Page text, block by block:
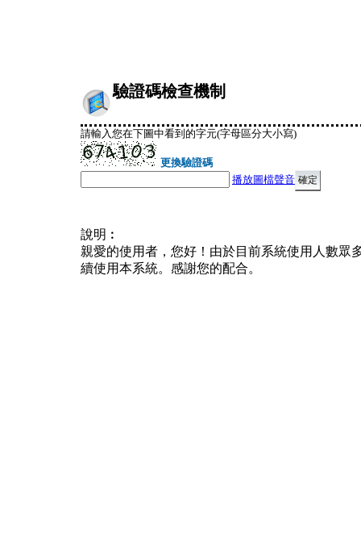
驗證碼檢查機制
請輸入您在下圖中看到的字元(字母區分大小寫)
更換驗證碼
播放圖檔聲音
說明︰
親愛的使用者，您好！由於目前系統使用人數眾
續使用本系統。感謝您的配合。